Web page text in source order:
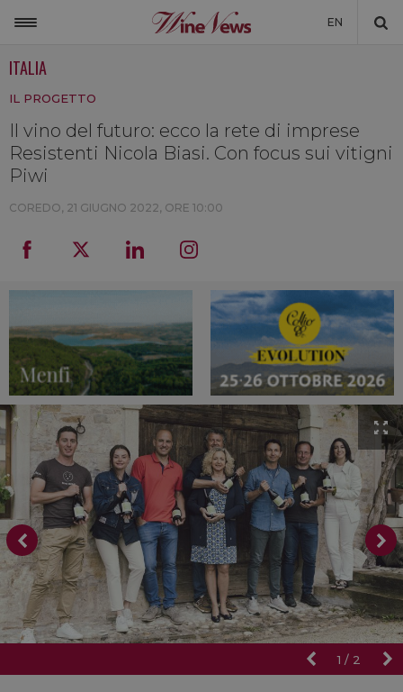
EN
NON SOLO VINO
LA CANTINA DI WINENEWS
DICONO DI NOI
ITALIA
IL PROGETTO
Il vino del futuro: ecco la rete di imprese
Resistenti Nicola Biasi. Con focus sui vitigni
Piwi
COREDO, 21 GIUGNO 2022, ORE 10:00
1 / 2